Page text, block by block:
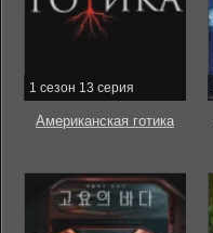
1 сезон 13 серия
Американская готика